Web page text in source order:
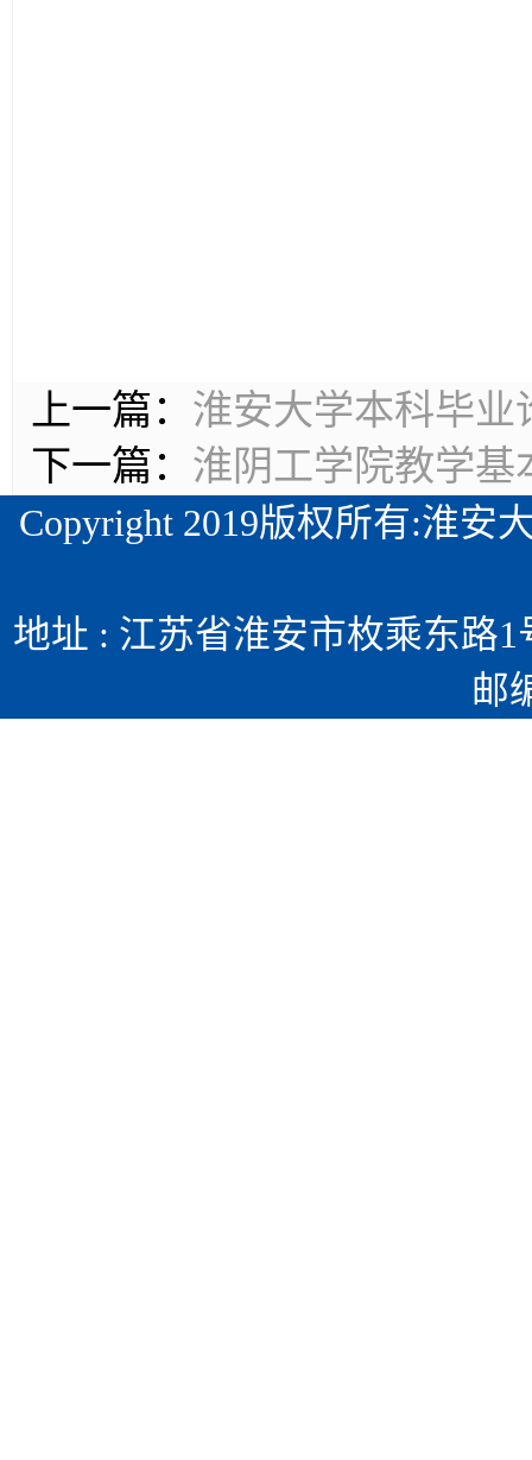
上一篇： 淮安大学本科毕业
下一篇： 淮阴工学院教学基
Copyright 2019版权所有:淮安
地址 : 江苏省淮安市枚乘东路1
邮